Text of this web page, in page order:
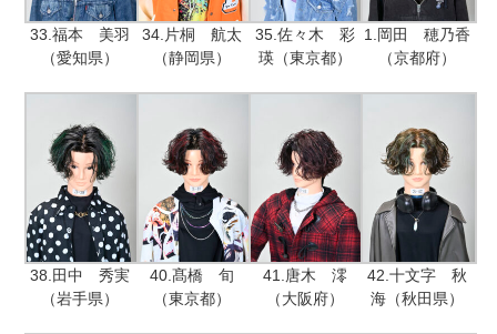
33.福本 美羽
（愛知県）
34.片桐 航太
（静岡県）
35.佐々木 彩
瑛（東京都）
1.岡田 穂乃香
（京都府）
38.田中 秀実
（岩手県）
40.髙橋 旬
（東京都）
41.唐木 澪
（大阪府）
42.十文字 秋
海（秋田県）